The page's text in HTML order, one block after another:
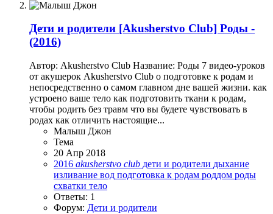
Дети и родители [Akusherstvo Club] Роды -
(2016)
Автор: Akusherstvo Club Название: Роды 7 видео-уроков
от акушерок Akusherstvo Club о подготовке к родам и
непосредственно о самом главном дне вашей жизни. как
устроено ваше тело как подготовить ткани к родам,
чтобы родить без травм что вы будете чувствовать в
родах как отличить настоящие...
Малыш Джон
Тема
20 Апр 2018
2016 akusherstvo club дети и родители дыхание
изливание вод подготовка к родам роддом роды
схватки тело
Ответы: 1
Форум: Дети и родители